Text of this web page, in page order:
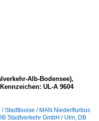
Alb-Bodensee),
UL-A 9604
/ Stadtbusse / MAN Niederflurbus
Stadtverkehr GmbH / Ulm, DB